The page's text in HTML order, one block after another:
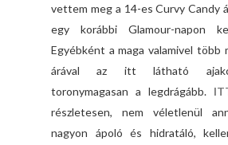
vettem meg a 14-es Curvy Candy
egy korábbi Glamour-napon
Egyébként a maga valamivel több
árával az itt látható
toronymagasan a legdrágább.
részletesen, nem véletlenül
nagyon ápoló és hidratáló,